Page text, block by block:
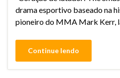
drama esportivo baseado na
pioneiro do MMA Mark Kerr,
Continue lendo